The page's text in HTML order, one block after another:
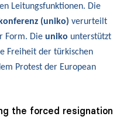
Leitungsfunktionen. Die
(uniko) verurteilt
Form. Die uniko unterstützt
Freiheit der türkischen
Protest der European
the forced resignation